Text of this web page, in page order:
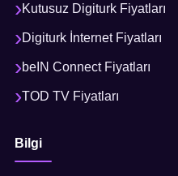
Kutusuz Digiturk Fiyatları
Digiturk İnternet Fiyatları
beIN Connect Fiyatları
TOD TV Fiyatları
Bilgi